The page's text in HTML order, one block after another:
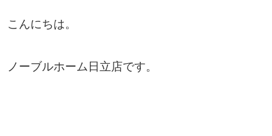
こんにちは。
ノーブルホーム日立店です。